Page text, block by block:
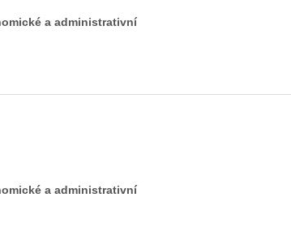
a administrativní
a administrativní